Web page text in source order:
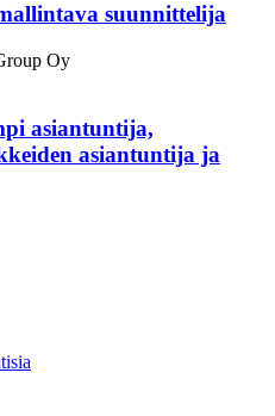
suunnittelija
Oy
asiantuntija,
asiantuntija ja